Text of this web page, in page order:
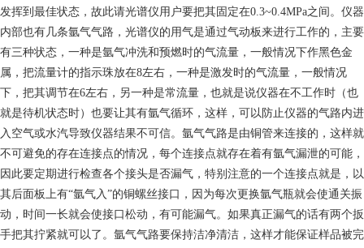
发挥到最佳状态，故此请光谱仪用户要把其固定在0.3~0.4MPa之间。仪器
内部也有几条氩气气路，光谱仪的用气是通过气动板来进行工作的，主要
有三种状态，一种是氩气冲洗和预燃时的气流量，一般情况下作黑色金
属，把流量计的指示珠放在8左右，一种是激发时的气流量，一般情况
下，把其调节在6左右，另一种是常流量，也就是说仪器在不工作时（也
就是待机状态时）也要让其有氩气循环，这样，可以防止仪器的气路内进
入空气或水汽导致仪器结果不可信。氩气气路是由铜管来连接的，这样就
不可避免的存在连接点的情况，每个连接点就存在着有氩气漏泄的可能，
因此要定期进行检查各个接头是否漏气，特别注意的一个连接点就是，以
其后面板上有“氩气入”的铜螺丝接口，因为每次更换氩气瓶就会使通关振
动，时间一长就会使接口松动，有可能漏气。如果真正漏气的话有两个扳
手把其拧紧就可以了。氩气气路要保持洁净清洁，这样才能保证样品被完